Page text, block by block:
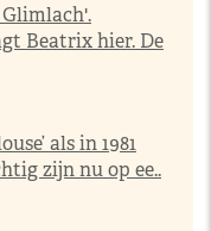
Beatrix hier. De
als in 1981
zijn nu op ee..